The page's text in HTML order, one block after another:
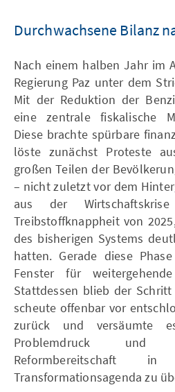
Durchwachsene Bilanz
Nach einem halben Jahr im
Regierung Paz unter dem
Mit der Reduktion der
eine zentrale fiskalische
Diese brachte spürbare
löste zunächst Proteste
großen Teilen der
– nicht zuletzt vor dem
aus der
Treibstoffknappheit von
des bisherigen Systems
hatten. Gerade diese
Fenster für
Stattdessen blieb der
scheute offenbar vor
zurück und versäumte
Problemdruck und
Reformbereitschaft
Transformationsagenda zu